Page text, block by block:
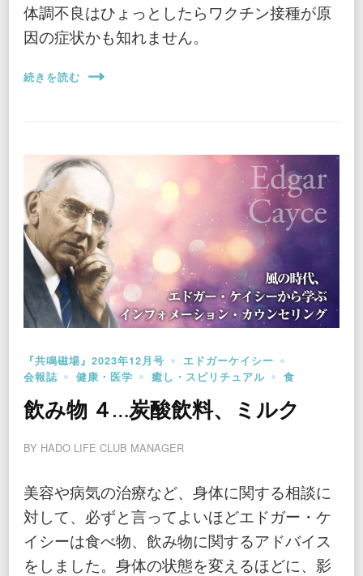
体調不良はひょっとしたらワクチン接種が原
因の症状かも知れません。
続きを読む
『共鳴磁場』2023年12月号
エドガーケイシー
会報誌
健康・医学 癒し・スピリチュアル 食
飲み物 ４…炭酸飲料、ミルク
BY HADO LIFE CLUB MANAGER
美容や病気の治療など、身体に関する相談に
対して、必ずと言ってよいほどエドガー・ケ
イシーは食べ物、飲み物に関するアドバイス
をしました。身体の状態を変えるほどに、影